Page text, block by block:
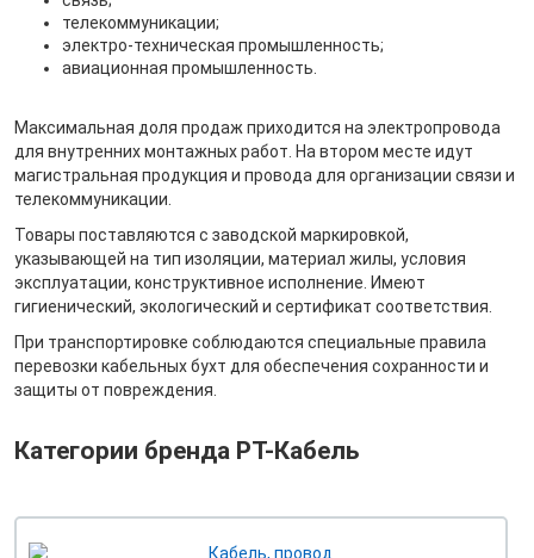
телекоммуникации;
электро-техническая промышленность;
авиационная промышленность.
Максимальная доля продаж приходится на электропровода
для внутренних монтажных работ. На втором месте идут
магистральная продукция и провода для организации связи и
телекоммуникации.
Товары поставляются с заводской маркировкой,
указывающей на тип изоляции, материал жилы, условия
эксплуатации, конструктивное исполнение. Имеют
гигиенический, экологический и сертификат соответствия.
При транспортировке соблюдаются специальные правила
перевозки кабельных бухт для обеспечения сохранности и
защиты от повреждения.
Категории бренда РТ-Кабель